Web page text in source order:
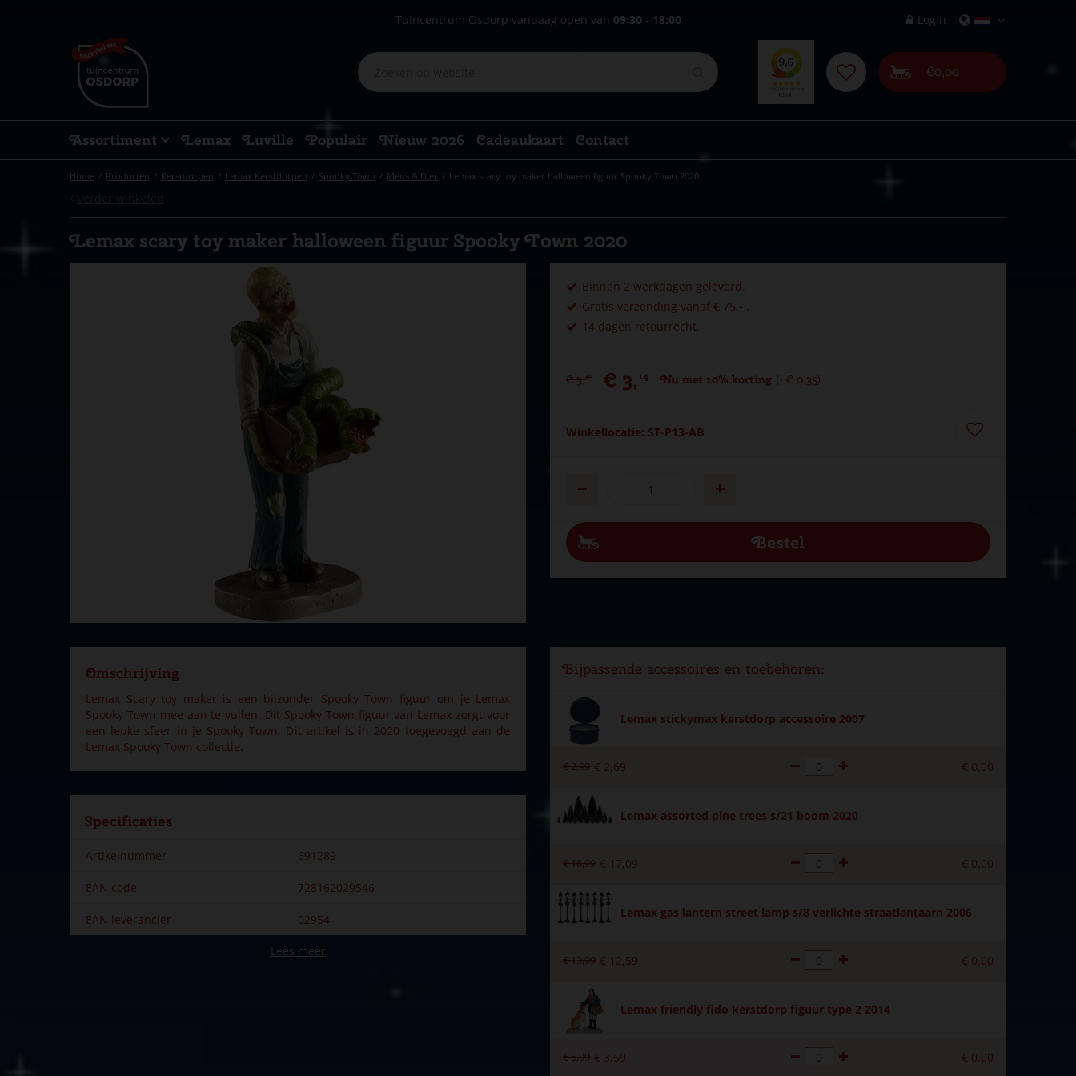
Home Producten Kerstdorpen Lemax Kerstdorpen Spooky Town Mens & Dier Lemax scary toy maker halloween figuur Spooky Town 2020
Tuincentrum Osdorp vandaag open van 09:30 - 18:00 Login
€0,00
Assortiment Lemax Luville Populair Nieuw 2026 Cadeaukaart Contact
Lemax scary toy maker halloween figuur Spooky Town 2020
Binnen 2 werkdagen geleverd.
Gratis verzending vanaf € 75,- .
14 dagen retourrecht.
€ 3,49 € 3,14 Nu met 10% korting € 0,35
Winkellocatie: ST-P13-AB
Omschrijving
Lemax Scary toy maker is een bijzonder Spooky Town figuur om je Lemax
Spooky Town mee aan te vullen. Dit Spooky Town figuur van Lemax zorgt voor
een leuke sfeer in je Spooky Town. Dit artikel is in 2020 toegevoegd aan de
Lemax Spooky Town collectie.
Specificaties
Artikelnummer 691289
EAN code 728162029546
EAN leverancier 02954
Lemax
Lees meer
Bijpassende accessoires en toebehoren:
Lemax stickymax kerstdorp accessoire 2007
€2,99 € 2,69 € 0,00
Lemax assorted pine trees s/21 boom 2020
€18,99 € 17,09 € 0,00
Lemax gas lantern street lamp s/8 verlichte straatlantaarn 2006
€13,99 € 12,59 € 0,00
Lemax friendly fido kerstdorp figuur type 2 2014
€5,99 € 3,59 € 0,00